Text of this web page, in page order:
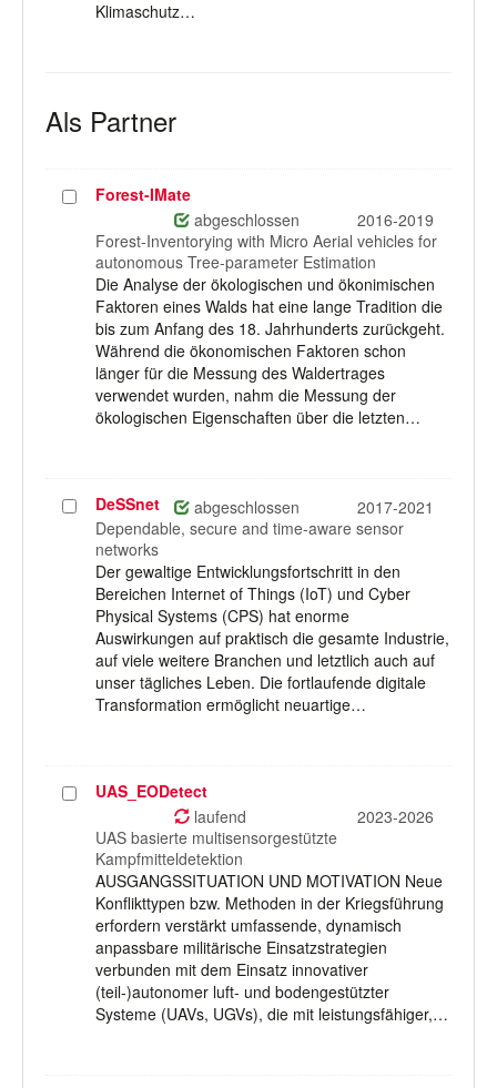
Klimaschutz…
Als Partner
ProjektForest-IMate
abgeschlossen
2016-2019
Forest-Inventorying with Micro Aerial vehicles for
autonomous Tree-parameter Estimation
Die Analyse der ökologischen und ökonimischen
Faktoren eines Walds hat eine lange Tradition die
bis zum Anfang des 18. Jahrhunderts zurückgeht.
Während die ökonomischen Faktoren schon
länger für die Messung des Waldertrages
verwendet wurden, nahm die Messung der
ökologischen Eigenschaften über die letzten…
Projekt
auswählen
DeSSnet abgeschlossen
2017-2021
Dependable, secure and time-aware sensor
networks
Der gewaltige Entwicklungsfortschritt in den
Bereichen Internet of Things (IoT) und Cyber
Physical Systems (CPS) hat enorme
Auswirkungen auf praktisch die gesamte Industrie,
auf viele weitere Branchen und letztlich auch auf
unser tägliches Leben. Die fortlaufende digitale
Transformation ermöglicht neuartige…
ProjektUAS_EODetect
laufend
2023-2026
UAS basierte multisensorgestützte
Kampfmitteldetektion
AUSGANGSSITUATION UND MOTIVATION Neue
Konflikttypen bzw. Methoden in der Kriegsführung
erfordern verstärkt umfassende, dynamisch
anpassbare militärische Einsatzstrategien
verbunden mit dem Einsatz innovativer
(teil-)autonomer luft- und bodengestützter
Systeme (UAVs, UGVs), die mit leistungsfähiger,…